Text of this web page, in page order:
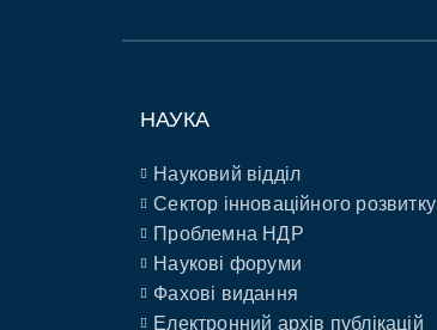
НАУКА
Науковий відділ
Сектор інноваційного розвитку
Проблемна НДР
Наукові форуми
Фахові видання
Електронний архів публікацій